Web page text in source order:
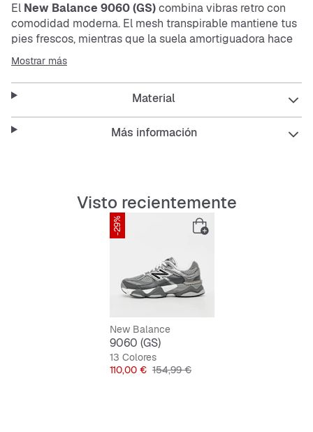
El New Balance 9060 (GS)combina vibras retro con
comodidad moderna. El mesh transpirable mantiene tus
pies frescos, mientras que la suela amortiguadora hace
que cada paso sea cómodo. Resistente, antideslizante y
con cordones para un ajuste perfecto, este
compañero fiable para el día a día.
Características:
Material de mesh transpirable
Suela amortiguadora y duradera
Antideslizante para un agarre seguro
Interior con acolchado cómodo
Mostrar más
Material
Más información
Visto recientemente
-29%
New Balance
9060 (GS)
13 Colores
Precio
110,00 € Precio original
154,99 €